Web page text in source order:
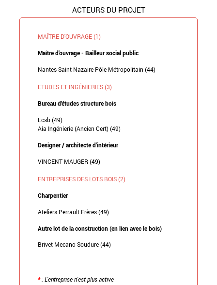
ACTEURS DU PROJET
MAÎTRE D'OUVRAGE (1)
Maître d'ouvrage - Bailleur social public
Nantes Saint-Nazaire Pôle Métropolitain (44)
ETUDES ET INGÉNIERIES (3)
Bureau d'études structure bois
Ecsb (49)
Aia Ingénierie (Ancien Cert) (49)
Designer / architecte d'intérieur
VINCENT MAUGER (49)
ENTREPRISES DES LOTS BOIS (2)
Charpentier
Ateliers Perrault Frères (49)
Autre lot de la construction (en lien avec le bois)
Brivet Mecano Soudure (44)
*: L'entreprise n'est plus active